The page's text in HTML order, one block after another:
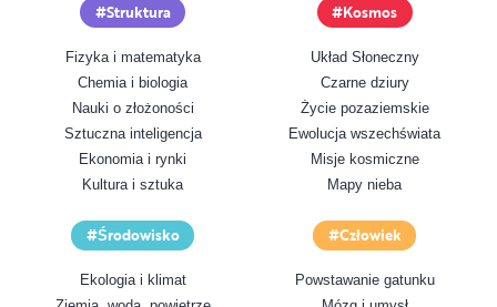
Struktura
Fizyka i matematyka
Chemia i biologia
Nauki o złożoności
Sztuczna inteligencja
Ekonomia i rynki
Kultura i sztuka
Kosmos
Układ Słoneczny
Czarne dziury
Życie pozaziemskie
Ewolucja wszechświata
Misje kosmiczne
Mapy nieba
Środowisko
Ekologia i klimat
Człowiek
Powstawanie gatunku